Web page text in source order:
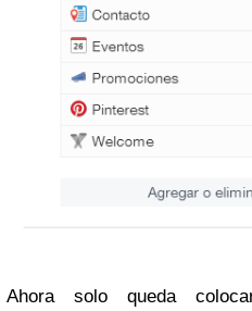
Ahora solo queda